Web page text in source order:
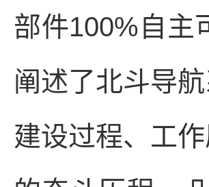
部件100%自主
阐述了北斗导
建设过程、工